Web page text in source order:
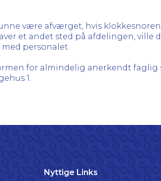
være afværget, hvis
et andet sted på afdelingen, ville
personalet.
for almindelig anerkendt
1.
Nyttige Links